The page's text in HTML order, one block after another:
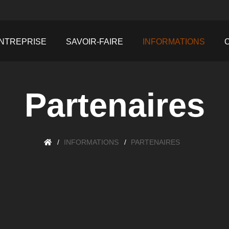
SAVOIR-FAIRE INFORMATIONS
Partenaires
INFORMATIONS PARTENAIRES